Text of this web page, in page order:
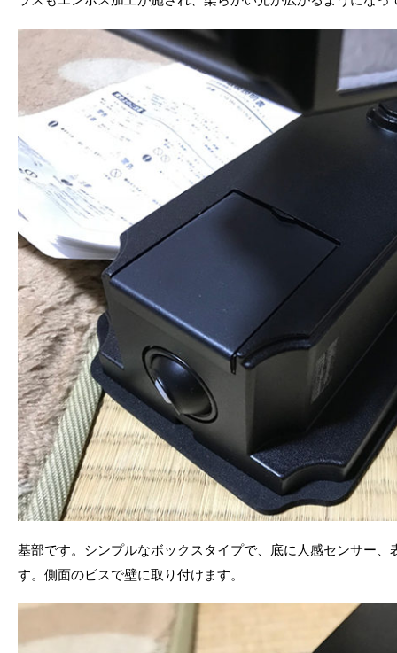
基部です。シンプルなボックスタイプで、底に人感センサー
す。側面のビスで壁に取り付けます。